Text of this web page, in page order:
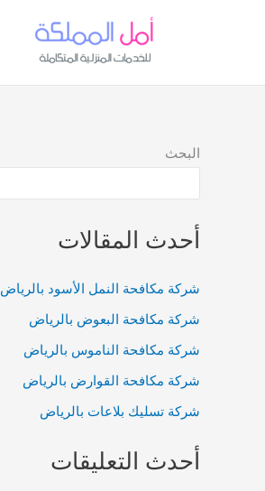
البحث
أحدث المقالات
شركة مكافحة النمل الأسود بالرياض
شركة مكافحة البعوض بالرياض
شركة مكافحة الناموس بالرياض
شركة مكافحة القوارض بالرياض
شركة تسليك بلاعات بالرياض
أحدث التعليقات